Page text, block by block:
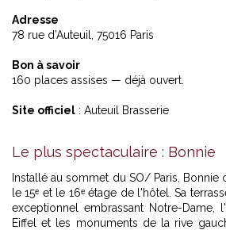
Adresse
78 rue d’Auteuil, 75016 Paris
Bon à savoir
160 places assises — déjà ouvert.
Site officiel : Auteuil Brasserie
Le plus spectaculaire : Bonnie
Installé au sommet du SO/ Paris, Bonnie
le 15ᵉ et le 16ᵉ étage de l'hôtel. Sa
exceptionnel embrassant Notre-Dame,
Eiffel et les monuments de la rive